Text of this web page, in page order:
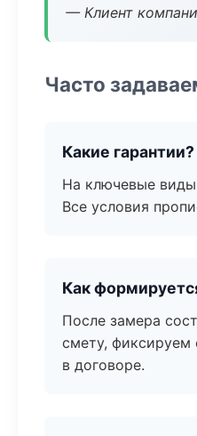
— Клиент
Часто
Какие гарантии?
На ключевые
Все условия
Как
После замера
смету, фиксируем
в договоре.